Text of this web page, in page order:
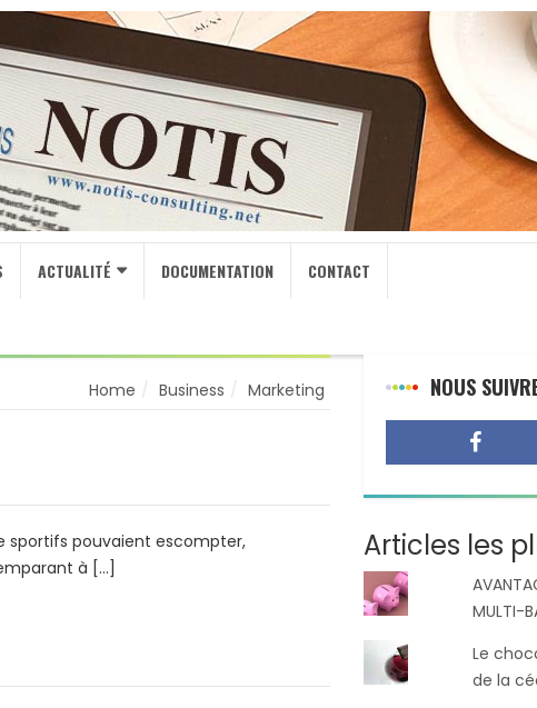
ACTUALITÉ DOCUMENTATION CONTACT
Home Business Marketing
sportifs pouvaient escompter,
à […]
NOUS
Articles les
MULTI-
Le
de la